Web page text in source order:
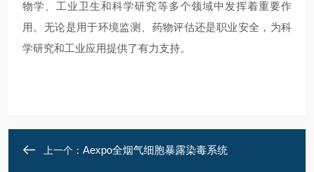
物学、工业卫生和科学研究等多个领域中发挥着重要作
用。无论是用于环境监测、药物评估还是职业安全，为科
学研究和工业应用提供了有力支持。
上一个： Aexpo全烟气细胞暴露染毒系统